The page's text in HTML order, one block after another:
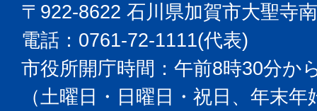
〒922-8622 石川県加賀市大聖寺
電話：0761-72-1111(代表)
市役所開庁時間：午前8時30分か
（土曜日・日曜日・祝日、年末